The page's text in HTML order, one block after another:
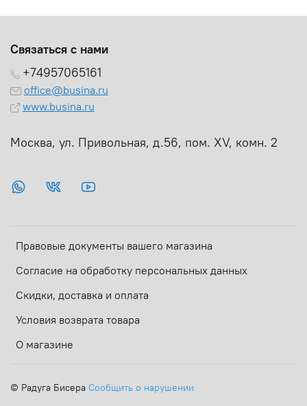
Правовые документы вашего магазина
Согласие на обработку персональных данных
Скидки, доставка и оплата
Условия возврата товара
О магазине
Связаться с нами
+74957065161
office@busina.ru
www.busina.ru
Москва, ул. Привольная, д.56, пом. ХV, комн. 2
© Радуга Бисера Сообщить о нарушении